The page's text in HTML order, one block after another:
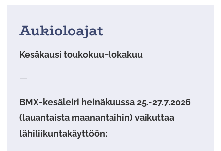
Aukioloajat
Kesäkausi toukokuu−lokakuu
—
BMX-kesäleiri heinäkuussa 25.-27.7.2026
(lauantaista maanantaihin) vaikuttaa
lähiliikuntakäyttöön: